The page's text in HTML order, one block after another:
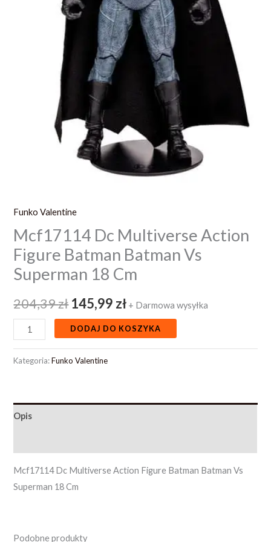
Funko Valentine
Mcf17114 Dc Multiverse Action
Figure Batman Batman Vs
Superman 18 Cm
204,39zł 145,99 zł + Darmowa wysyłka
DODAJ DO KOSZYKA
Kategoria:Funko Valentine
Opis
Mcf17114 Dc Multiverse Action Figure Batman Batman Vs
Superman 18 Cm
Podobne produkty